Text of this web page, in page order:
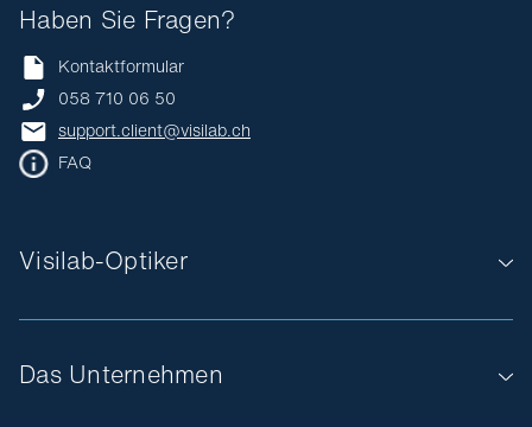
Das Unternehmen
Visilab-Optiker
Haben Sie Fragen?
Kontaktformular
058 710 06 50
support.client@visilab.ch
FAQ